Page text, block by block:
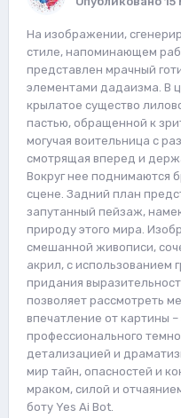
На изображении,
стиле, напоминающем
представлен мрачный
элементами дадаизма. В
крылатое существо
пастью, обращенной к
могучая воительница с
смотрящая вперед и
Вокруг нее поднимаются
сцене. Задний план
запутанный пейзаж,
природу этого мира.
смешанной живописи,
акрил, с использованием
придания
позволяет рассмотреть
впечатление от картины
профессионального
детализацией и
мир тайн, опасностей и
мраком, силой и
боту Yes Ai Bot.